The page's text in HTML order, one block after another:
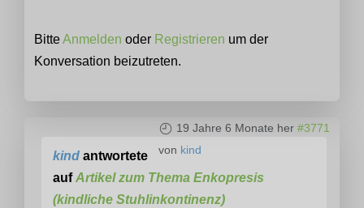
BitteAnmelden oder Registrieren um der
Konversation beizutreten.
19 Jahre 6 Monate her #3771
von kind
kind antwortete
aufArtikel zum Thema Enkopresis
(kindliche Stuhlinkontinenz)